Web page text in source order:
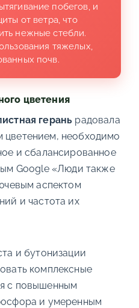
побегов, и
от ветра, что
нежные стебли.
тяжелых,
почв.
цветения
герань радовала
необходимо
и сбалансированное
Google «Люди также
аспектом
и частота их
и бутонизации
комплексные
с повышенным
и умеренным